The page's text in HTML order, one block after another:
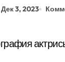
Дек 3, 2023